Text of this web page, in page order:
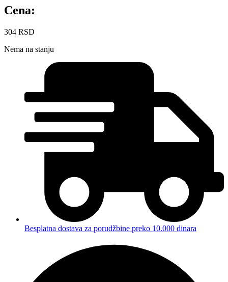
Cena:
304 RSD
Nema na stanju
Besplatna dostava za porudžbine preko 10.000 dinara